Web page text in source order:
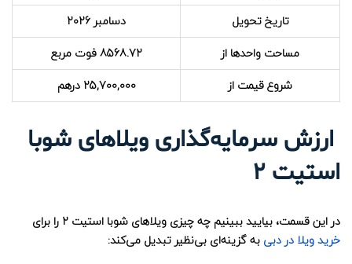
تاریخ تحویل
دسامبر 2026
مساحت واحدها از
8568.72 فوت مربع
شروع قیمت از
25,700,000 درهم
ارزش سرمایه‌گذاری ویلاهای شوبا
استیت 2
در این قسمت، بیایید ببینیم چه چیزی ویلاهای شوبا استیت 2 را برای
خرید ویلا در دبی به گزینه‌ای بی‌نظیر تبدیل می‌کند: